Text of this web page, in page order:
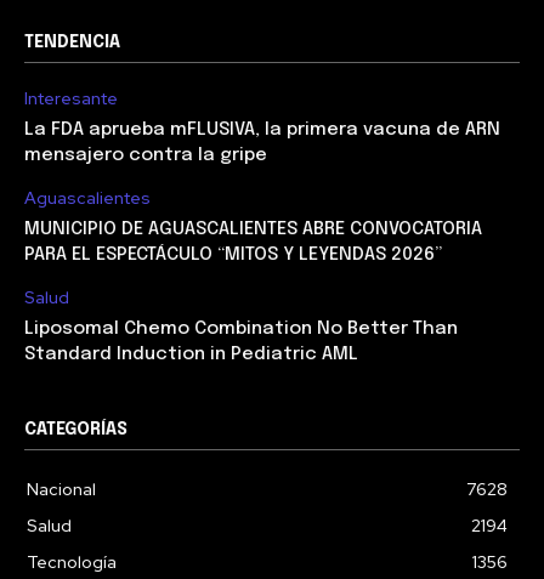
TENDENCIA
Interesante
La FDA aprueba mFLUSIVA, la primera vacuna de ARN
mensajero contra la gripe
Aguascalientes
MUNICIPIO DE AGUASCALIENTES ABRE CONVOCATORIA
PARA EL ESPECTÁCULO “MITOS Y LEYENDAS 2026”
Salud
Liposomal Chemo Combination No Better Than
Standard Induction in Pediatric AML
CATEGORÍAS
Nacional
7628
Salud
2194
Tecnología
1356